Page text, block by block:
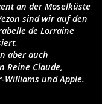
an der Moselküste
sind wir auf den
de Lorraine
aber auch
Reine Claude,
Williams und Apple.